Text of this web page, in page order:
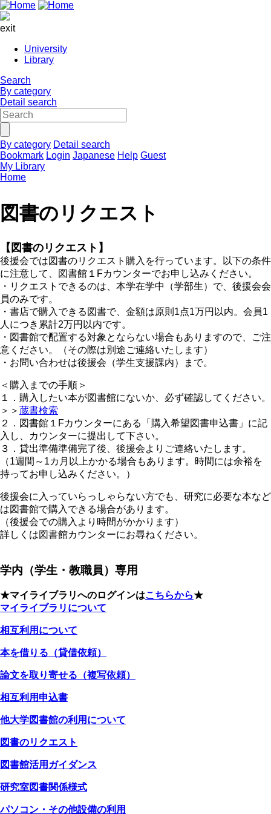
exit
University
Library
Search
By category
Detail search
By category Detail search
Bookmark Login Japanese Help Guest
My Library
Home
図書のリクエスト
【図書のリクエスト】
後援会では図書のリクエスト購入を行っています。以下の条件
に注意して、図書館１Fカウンターでお申し込みください。
・リクエストできるのは、本学在学中（学部生）で、後援会会
員のみです。
・書店で購入できる図書で、金額は原則1点1万円以内。会員1
人につき累計2万円以内です。
・図書館で配置する対象とならない場合もありますので、ご注
意ください。（その際は別途ご連絡いたします）
・お問い合わせは後援会（学生支援課内）まで。
＜購入までの手順＞
１．購入したい本が図書館にないか、必ず確認してください。
＞＞ 蔵書検索
２．図書館１Fカウンターにある「購入希望図書申込書」に記
入し、カウンターに提出して下さい。
３．貸出準備準備完了後、後援会よりご連絡いたします。
（1週間～1カ月以上かかる場合もあります。時間には余裕を
持ってお申し込みください。）
後援会に入っていらっしゃらない方でも、研究に必要な本など
は図書館で購入できる場合があります。
（後援会での購入より時間がかかります）
詳しくは図書館カウンターにお尋ねください。
学内（学生・教職員）専用
★マイライブラリへのログインはこちらから★
マイライブラリについて
相互利用について
本を借りる（貸借依頼）
論文を取り寄せる（複写依頼）
相互利用申込書
他大学図書館の利用について
図書のリクエスト
図書館活用ガイダンス
研究室図書関係様式
パソコン・その他設備の利用